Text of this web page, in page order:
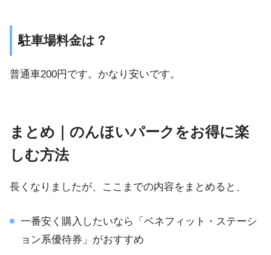
駐車場料金は？
普通車200円です。かなり安いです。
まとめ｜のんほいパークをお得に楽
しむ方法
長くなりましたが、ここまでの内容をまとめると、
一番安く購入したいなら「ベネフィット・ステーシ
ョン系優待券」がおすすめ